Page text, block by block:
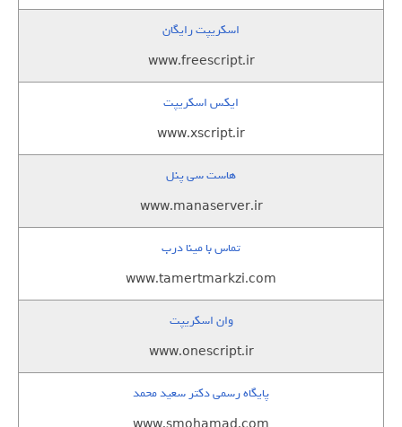
اسکریپت رایگان
www.freescript.ir
ایکس اسکریپت
www.xscript.ir
هاست سی پنل
www.manaserver.ir
تماس با مینا درب
www.tamertmarkzi.com
وان اسکریپت
www.onescript.ir
پایگاه رسمی دکتر سعید محمد